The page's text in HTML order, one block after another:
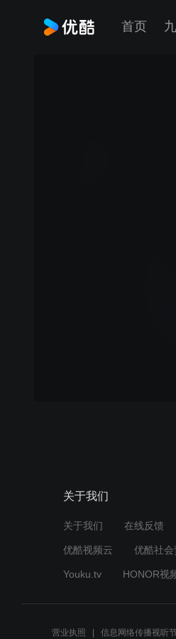
首页
关于我们
关于我们 在线反馈
优酷视频云 优酷社
Youku.tv HONOR视
营业执照 信息网络传播视听